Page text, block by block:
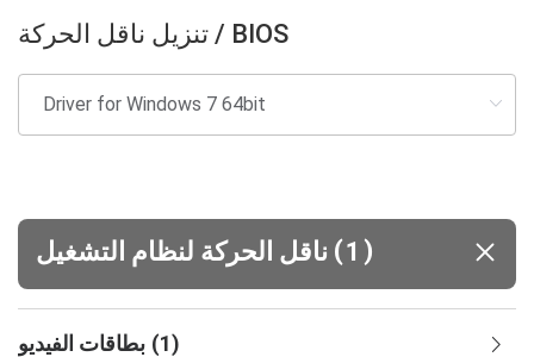
تنزيل ناقل الحركة / BIOS
(1 )
بطاقات الفيديو (1)